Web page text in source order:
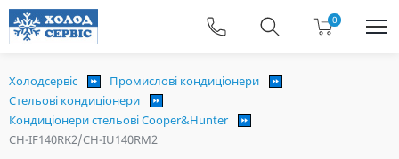
0
Холодсервіс
Промислові кондиціонери
Стельові кондиціонери
Кондиціонери стельові Cooper&Hunter
CH-IF140RK2/CH-IU140RM2